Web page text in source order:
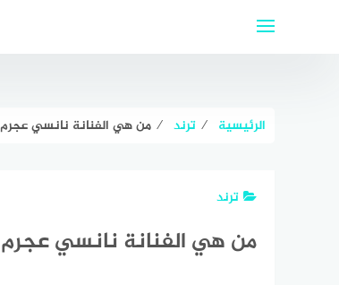
الرئيسية ⁄ ترند ⁄ من هي الفنانة نانسي عجرم
ترند
من هي الفنانة نانسي عجرم